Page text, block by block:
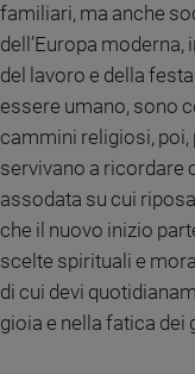
familiari, ma anche
dell’Europa
del lavoro e della
essere umano, sono
cammini religiosi,
servivano a ricordare
assodata su cui
che il nuovo inizio
scelte spirituali e
di cui devi
gioia e nella fatica dei